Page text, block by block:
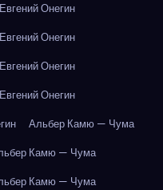
Онегин
Онегин
Онегин
Онегин
Альбер Камю — Чума
Камю — Чума
Камю — Чума